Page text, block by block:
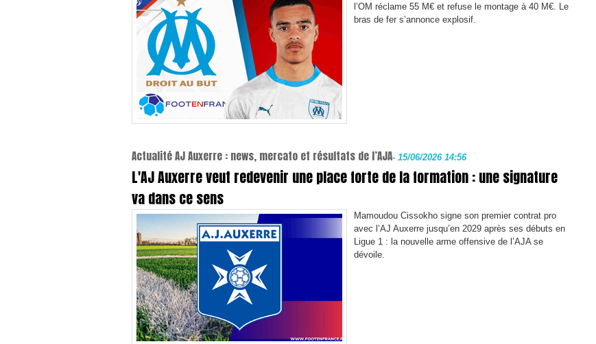
l’OM réclame 55 M€ et refuse le montage à 40 M€. Le
bras de fer s’annonce explosif.
Actualité AJ Auxerre : news, mercato et résultats de l’AJA- 15/06/2026 14:56
L'AJ Auxerre veut redevenir une place forte de la formation : une signature
va dans ce sens
Mamoudou Cissokho signe son premier contrat pro
avec l’AJ Auxerre jusqu’en 2029 après ses débuts en
Ligue 1 : la nouvelle arme offensive de l’AJA se
dévoile.